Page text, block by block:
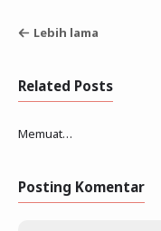
Lebih lama
Related Posts
Memuat…
Posting Komentar